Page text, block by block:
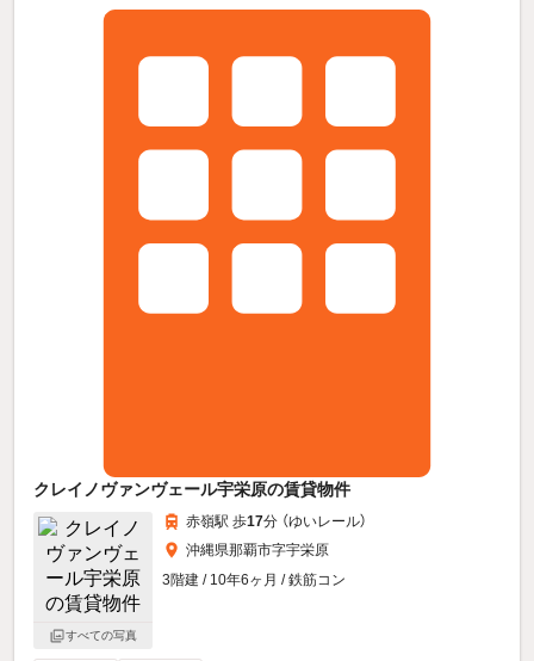
クレイノヴァンヴェール宇栄原の賃貸物件
すべての写真
赤嶺駅 歩17分 （ゆいレール）
沖縄県那覇市字宇栄原
3階建 / 10年6ヶ月 / 鉄筋コン